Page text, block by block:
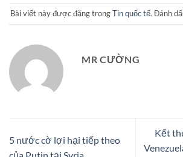
Bài viết này được đăng trongTin quốc tế. Đánh
MR CƯỜNG
5 nước cờ lợi hại tiếp theo
Kết